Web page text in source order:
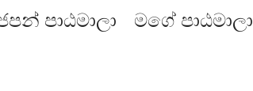
පාඨමාලා මගේ පාඨමාලා